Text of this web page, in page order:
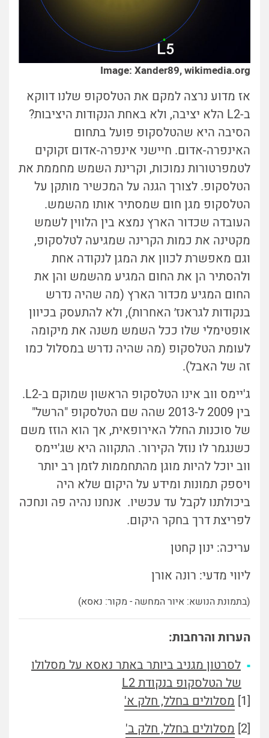
Image: Xander89, wikimedia.org
אז מדוע נרצה למקם את הטלסקופ שלנו דווקא
ב-L2 הלא יציבה, ולא באחת הנקודות היציבות?
הסיבה היא שהטלסקופ פועל בתחום
האינפרה-אדום. חיישני אינפרה-אדום זקוקים
לטמפרטורות נמוכות, וקרינת השמש מחממת את
הטלסקופ. לצורך הגנה על המכשיר מותקן על
הטלסקופ מגן חום שמסתיר אותו מהשמש.
העובדה שכדור הארץ נמצא בין הלווין לשמש
מקטינה את כמות הקרינה שמגיעה לטלסקופ,
וגם מאפשרת לכוון את המגן לנקודה אחת
ולהסתיר הן את החום המגיע מהשמש והן את
החום המגיע מכדור הארץ (מה שהיה נדרש
בנקודות לגראנז׳ האחרות), ולא להתעסק בכיוון
אופטימלי שלו ככל השמש משנה את מיקומה
לעומת הטלסקופ (מה שהיה נדרש במסלול כמו
זה של האבל).
ג'יימס ווב אינו הטלסקופ הראשון שמוקם ב-L2.
בין 2009 ל-2013 שהה שם הטלסקופ "הרשל"
של סוכנות החלל האירופאית, אך הוא הוזז משם
כשנגמר לו נוזל הקירור. התקווה היא שג'יימס
ווב יוכל להיות מוגן מהתחממות לזמן רב יותר
ויספק תמונות ומידע על היקום שלא היה
ביכולתנו לקבל עד עכשיו. אנחנו נהיה פה ונחכה
לפריצת דרך בחקר היקום.
עריכה: ינון קחטן
ליווי מדעי: רונה אורן
(בתמונת הנושא: איור המחשה - מקור: נאסא)
הערות והרחבות:
לסרטון מגניב ביותר באתר נאסא על מסלולו
של הטלסקופ בנקודת L2
[1]
מסלולים בחלל, חלק א'
[2]
מסלולים בחלל, חלק ב'